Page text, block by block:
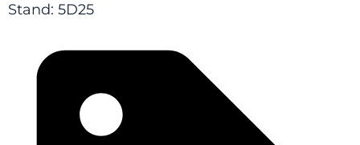
Stand: 5D25